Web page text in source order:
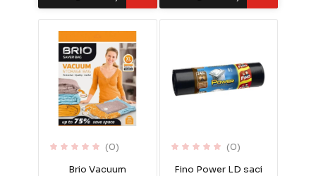
(0)
Brio Vacuum
(0)
Fino Power LD saci